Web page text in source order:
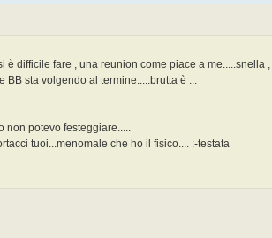
difficile fare , una reunion come piace a me.....snella
BB sta volgendo al termine.....brutta è ...
non potevo festeggiare.....
tuoi...menomale che ho il fisico.... :-testata